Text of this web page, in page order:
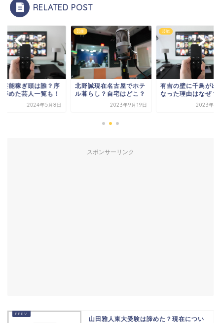
RELATED POST
芸能稼ぎ頭は誰？序
辞めた芸人一覧も！
2024年5月8日
芸能
北野誠現在名古屋でホテ
ル暮らし？自宅はどこ？
2023年9月19日
芸能
有吉の壁に千鳥が出
なった理由はなぜ？
2023年1
スポンサーリンク
山田雅人東大受験は諦めた？現在につい